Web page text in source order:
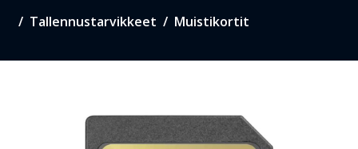
Tallennustarvikkeet Muistikortit